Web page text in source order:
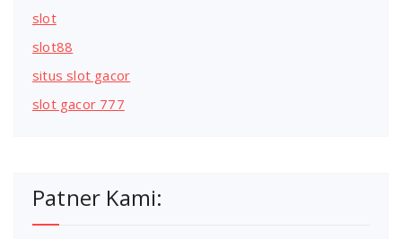
slot
slot88
situs slot gacor
slot gacor 777
Patner Kami: